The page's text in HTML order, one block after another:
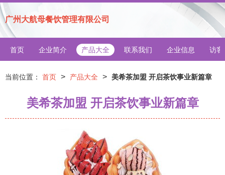
广州大航母餐饮管理有限公司
首页 企业简介 产品大全 联系我们 企业信息 访客
当前位置： 首页 > 产品大全 > 美希茶加盟 开启茶饮事业新篇章
美希茶加盟 开启茶饮事业新篇章